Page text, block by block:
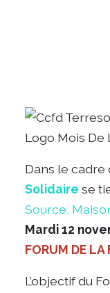
Dans le cadre
Solidaire se
Source,
Mardi 12
FORUM DE LA
L’objectif du